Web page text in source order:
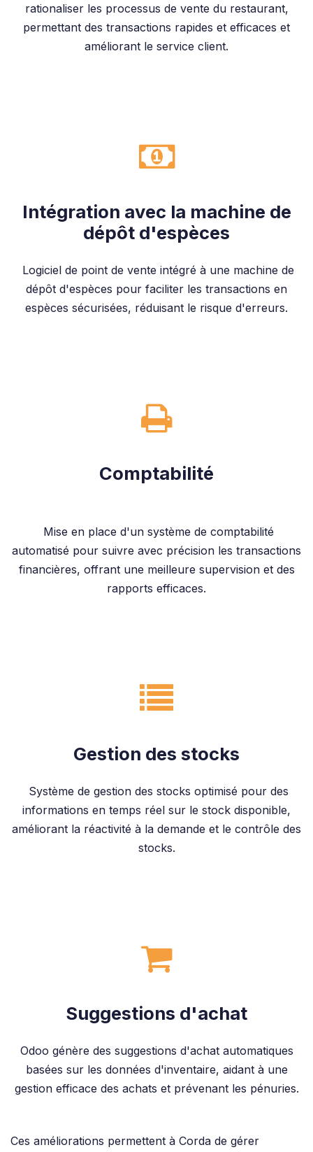
rationaliser les processus de vente du restaurant,
permettant des transactions rapides et efficaces et
améliorant le service client.
Intégration avec la machine de
dépôt d'espèces
Logiciel de point de vente intégré à une machine de
dépôt d'espèces pour faciliter les transactions en
espèces sécurisées, réduisant le risque d'erreurs.
Comptabilité
Mise en place d'un système de comptabilité
automatisé pour suivre avec précision les transactions
financières, offrant une meilleure supervision et des
rapports efficaces.
Gestion des stocks
Système de gestion des stocks optimisé pour des
informations en temps réel sur le stock disponible,
améliorant la réactivité à la demande et le contrôle des
stocks.
Suggestions d'achat
Odoo génère des suggestions d'achat automatiques
basées sur les données d'inventaire, aidant à une
gestion efficace des achats et prévenant les pénuries.
Ces améliorations permettent à Corda de gérer